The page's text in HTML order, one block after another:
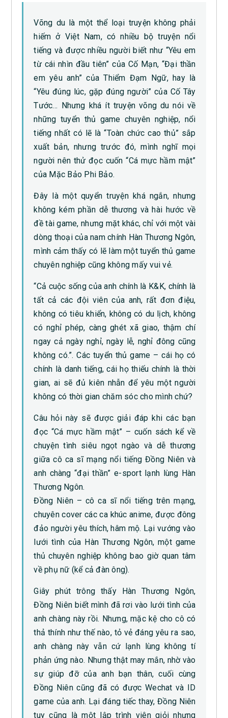
Võng du là một thể loại truyện không phải
hiếm ở Việt Nam, có nhiều bộ truyện nổi
tiếng và được nhiều người biết như “Yêu em
từ cái nhìn đầu tiên” của Cố Mạn, “Đại thần
em yêu anh” của Thiểm Đạm Ngữ, hay là
“Yêu đúng lúc, gặp đúng người” của Cố Tây
Tước… Nhưng khá ít truyện võng du nói về
những tuyển thủ game chuyên nghiệp, nổi
tiếng nhất có lẽ là “Toàn chức cao thủ” sắp
xuất bản, nhưng trước đó, mình nghĩ mọi
người nên thử đọc cuốn “Cá mực hầm mật”
của Mặc Bảo Phi Bảo.
Đây là một quyển truyện khá ngắn, nhưng
không kém phần dễ thương và hài hước về
đề tài game, nhưng mặt khác, chỉ với một vài
dòng thoại của nam chính Hàn Thương Ngôn,
mình cảm thấy có lẽ làm một tuyển thủ game
chuyên nghiệp cũng không mấy vui vẻ.
“Cả cuộc sống của anh chính là K&K, chính là
tất cả các đội viên của anh, rất đơn điệu,
không có tiêu khiển, không có du lịch, không
có nghỉ phép, càng ghét xã giao, thậm chí
ngay cả ngày nghỉ, ngày lễ, nghỉ đông cũng
không có.”. Các tuyển thủ game – cái họ có
chính là danh tiếng, cái họ thiếu chính là thời
gian, ai sẽ đủ kiên nhẫn để yêu một người
không có thời gian chăm sóc cho mình chứ?
Câu hỏi này sẽ được giải đáp khi các bạn
đọc “Cá mực hầm mật” – cuốn sách kể về
chuyện tình siêu ngọt ngào và dễ thương
giữa cô ca sĩ mạng nổi tiếng Đồng Niên và
anh chàng “đại thần” e-sport lạnh lùng Hàn
Thương Ngôn.
Đồng Niên – cô ca sĩ nổi tiếng trên mạng,
chuyên cover các ca khúc anime, được đông
đảo người yêu thích, hâm mộ. Lại vướng vào
lưới tình của Hàn Thương Ngôn, một game
thủ chuyên nghiệp không bao giờ quan tâm
về phụ nữ (kể cả đàn ông).
Giây phút trông thấy Hàn Thương Ngôn,
Đồng Niên biết mình đã rơi vào lưới tình của
anh chàng này rồi. Nhưng, mặc kệ cho cô có
thả thính như thế nào, tỏ vẻ đáng yêu ra sao,
anh chàng này vẫn cứ lạnh lùng không tí
phản ứng nào. Nhưng thật may mắn, nhờ vào
sự giúp đỡ của anh bạn thân, cuối cùng
Đồng Niên cũng đã có được Wechat và ID
game của anh. Lại đáng tiếc thay, Đồng Niên
tuy cũng là một lập trình viên giỏi nhưng